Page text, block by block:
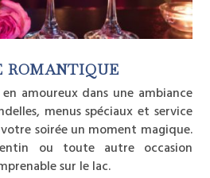
ROMANTIQUE
amoureux dans une ambiance
menus spéciaux et service
soirée un moment magique.
ou toute autre occasion
sur le lac.